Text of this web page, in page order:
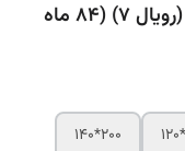
تشک تخت رویال آرامش مدل پارمین (رویال 7) (84 ماه
200*140